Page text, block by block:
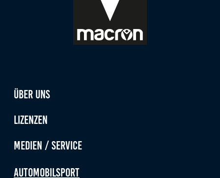
Über uns
Lizenzen
Medien / Service
Automobilsport